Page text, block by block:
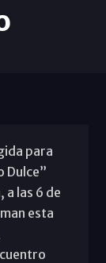
para
Dulce”
a las 6 de
esta